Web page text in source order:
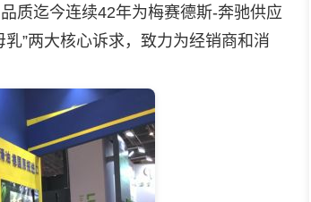
质迄今连续42年为梅赛德斯-奔驰供应
”两大核心诉求，致力为经销商和消